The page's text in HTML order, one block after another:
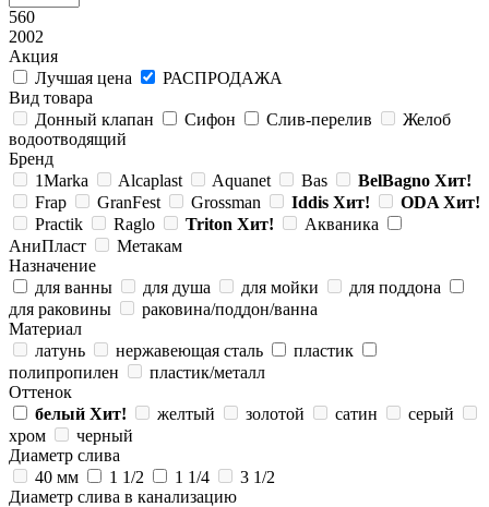
560
2002
Акция
Лучшая цена
РАСПРОДАЖА
Вид товара
Донный клапан
Сифон Слив-перелив
Желоб
водоотводящий
Бренд
1Marka
Alcaplast Aquanet Bas BelBagno Хит!
Frap
GranFest Grossman Iddis Хит! ODA Хит!
Practik
Raglo Triton Хит!
Акваника
АниПласт
Метакам
Назначение
для ванны
для душа для мойки
для поддона
для раковины
раковина/поддон/ванна
Материал
латунь
нержавеющая сталь
пластик
полипропилен
пластик/металл
Оттенок
белый Хит! желтый золотой сатин
серый
хром
черный
Диаметр слива
40 мм
1 1/2 1 1/4
3 1/2
Диаметр слива в канализацию